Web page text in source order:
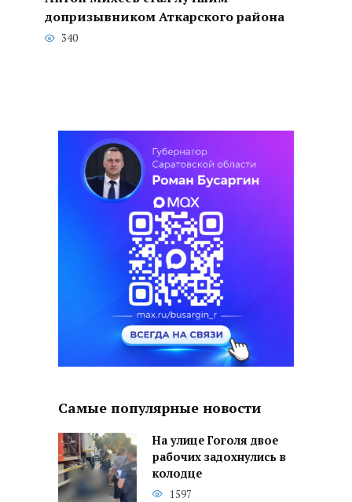
допризывником Аткарского района
340
Самые популярные новости
На улице Гоголя двое
рабочих задохнулись в
колодце
1597